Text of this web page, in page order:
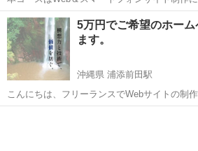
ラムです。授業では世界標準Web言語「
ソフト「Photoshop/Illustrator/Dreamweaver/
東京 渋谷区 ホームページ作成
5万円でご希望のホー
ます。
沖縄県 浦添前田駅
こんにちは、フリーランスでWebサイトの制作
までWeb制作会社に勤めておりまして、さま